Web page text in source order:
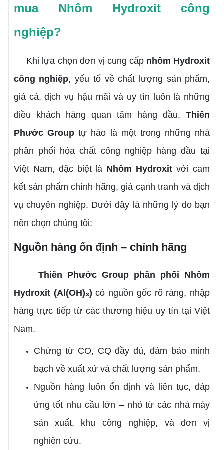
mua Nhôm Hydroxit công
nghiệp?
Khi lựa chọn đơn vị cung cấp nhôm Hydroxit
công nghiệp, yếu tố về chất lượng sản phẩm,
giá cả, dịch vụ hậu mãi và uy tín luôn là những
điều khách hàng quan tâm hàng đầu.Thiên
Phước Grouptự hào là một trong những nhà
phân phối hóa chất công nghiệp hàng đầu tại
Việt Nam, đặc biệt là Nhôm Hydroxit với cam
kết sản phẩm chính hãng, giá cạnh tranh và dịch
vụ chuyên nghiệp. Dưới đây là những lý do bạn
nên chọn chúng tôi:
Nguồn hàng ổn định – chính hãng
Thiên Phước Group phân phối Nhôm
Hydroxit (Al(OH)₃) có nguồn gốc rõ ràng, nhập
hàng trực tiếp từ các thương hiệu uy tín tại Việt
Nam.
Chứng từ CO, CQ đầy đủ, đảm bảo minh
bạch về xuất xứ và chất lượng sản phẩm.
Nguồn hàng luôn ổn định và liên tục, đáp
ứng tốt nhu cầu lớn – nhỏ từ các nhà máy
sản xuất, khu công nghiệp, và đơn vị
nghiên cứu.